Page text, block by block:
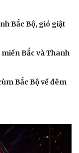
Bắc Bộ, gió giật
Bắc và Thanh
Bắc Bộ về đêm